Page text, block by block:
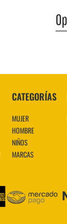
CATEGORÍAS
MUJER
HOMBRE
NIÑOS
MARCAS